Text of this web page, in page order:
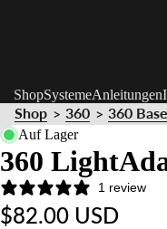
ShopSystemeAnleitungen
Shop > 360 > 360
Auf Lager
360
1 review
$82.00 USD